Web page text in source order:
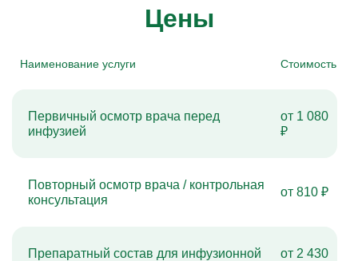
Цены
Наименование услуги Стоимость
Первичный осмотр врача перед
инфузией
от 1 080
₽
Повторный осмотр врача / контрольная
консультация
от 810 ₽
Препаратный состав для инфузионной
от 2 430